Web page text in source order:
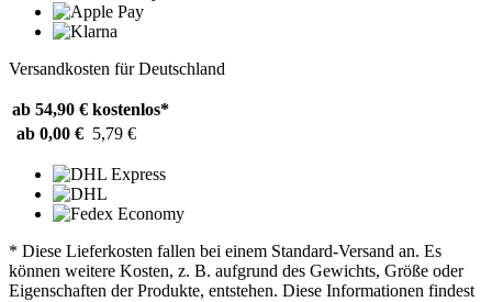
Versandkosten für Deutschland
ab 54,90 € kostenlos*
ab 0,00 € 5,79 €
* Diese Lieferkosten fallen bei einem Standard-Versand an. Es
können weitere Kosten, z. B. aufgrund des Gewichts, Größe oder
Eigenschaften der Produkte, entstehen. Diese Informationen findest